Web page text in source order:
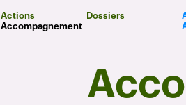
Actions
Accompagnement
Dossiers